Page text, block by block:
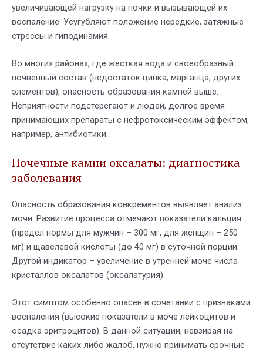
увеличивающей нагрузку на почки и вызывающей их
воспаление. Усугубляют положение нередкие, затяжные
стрессы и гиподинамия.
Во многих районах, где жесткая вода и своеобразный
почвенный состав (недостаток цинка, марганца, других
элементов), опасность образования камней выше.
Неприятности подстерегают и людей, долгое время
принимающих препараты с нефротоксическим эффектом,
например, антибиотики.
Почечные камни оксалаты: диагностика
заболевания
Опасность образования конкрементов выявляет анализ
мочи. Развитие процесса отмечают показатели кальция
(предел нормы для мужчин – 300 мг, для женщин – 250
мг) и щавелевой кислоты (до 40 мг) в суточной порции.
Другой индикатор – увеличение в утренней моче числа
кристаллов оксалатов (оксалатурия).
Этот симптом особенно опасен в сочетании с признаками
воспаления (высокие показатели в моче лейкоцитов и
осадка эритроцитов). В данной ситуации, невзирая на
отсутствие каких-либо жалоб, нужно принимать срочные